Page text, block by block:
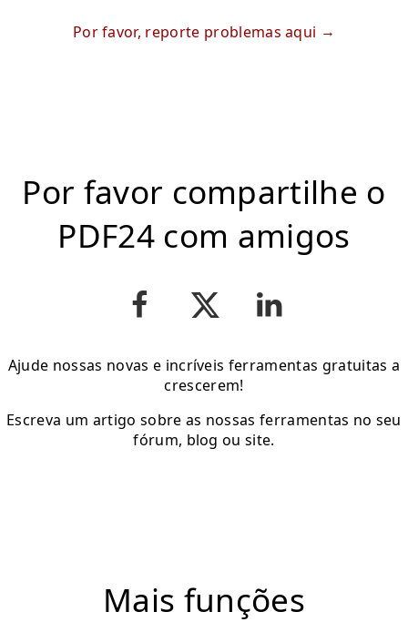
Por favor, reporte problemas aqui
Por favor compartilhe o
PDF24 com amigos
Ajude nossas novas e incríveis ferramentas gratuitas a
crescerem!
Escreva um artigo sobre as nossas ferramentas no seu
fórum, blog ou site.
Mais funções